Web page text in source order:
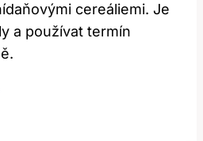
cereáliemi. Je
a používat termín